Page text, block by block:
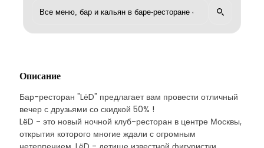
Описание
Бар-ресторан "LёD" предлагает вам провести отличный
вечер с друзьями со скидкой 50% !
LёD - это новый ночной клуб-ресторан в центре Москвы,
открытия которого многие ждали с огромным